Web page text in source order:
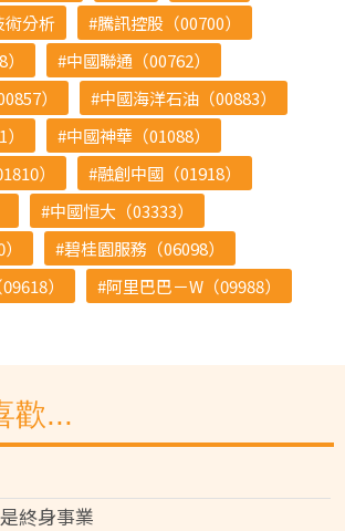
術分析
騰訊控股（00700）
中國聯通（00762）
）
中國海洋石油（00883）
中國神華（01088）
）
融創中國（01918）
中國恒大（03333）
碧桂園服務（06098）
）
阿里巴巴－W（09988）
歡...
終身事業